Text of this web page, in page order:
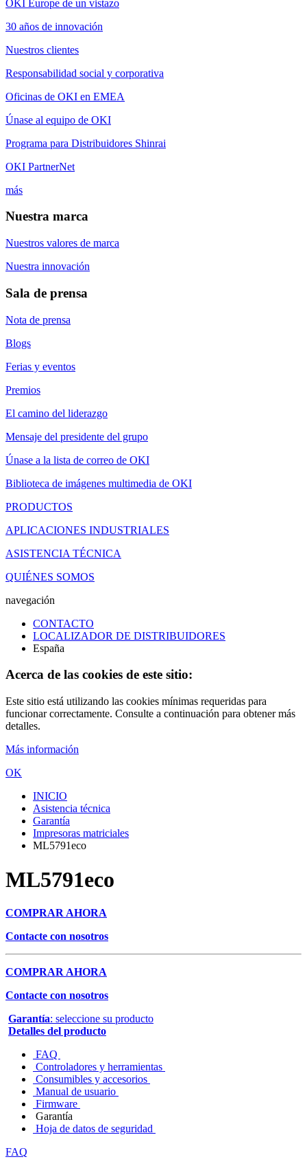
OKI Europe de un vistazo
30 años de innovación
Nuestros clientes
Responsabilidad social y corporativa
Oficinas de OKI en EMEA
Únase al equipo de OKI
Programa para Distribuidores Shinrai
OKI PartnerNet
más
Nuestra marca
Nuestros valores de marca
Nuestra innovación
Sala de prensa
Nota de prensa
Blogs
Ferias y eventos
Premios
El camino del liderazgo
Mensaje del presidente del grupo
Únase a la lista de correo de OKI
Biblioteca de imágenes multimedia de OKI
PRODUCTOS
APLICACIONES INDUSTRIALES
ASISTENCIA TÉCNICA
QUIÉNES SOMOS
navegación
CONTACTO
LOCALIZADOR DE DISTRIBUIDORES
España
Acerca de las cookies de este sitio:
Este sitio está utilizando las cookies mínimas requeridas para
funcionar correctamente. Consulte a continuación para obtener más
detalles.
Más información
OK
INICIO
Asistencia técnica
Garantía
Impresoras matriciales
ML5791eco
ML5791eco
COMPRAR AHORA
Contacte con nosotros
COMPRAR AHORA
Contacte con nosotros
Garantía: seleccione su producto
Detalles del producto
FAQ
Controladores y herramientas
Consumibles y accesorios
Manual de usuario
Firmware
Garantía
Hoja de datos de seguridad
FAQ